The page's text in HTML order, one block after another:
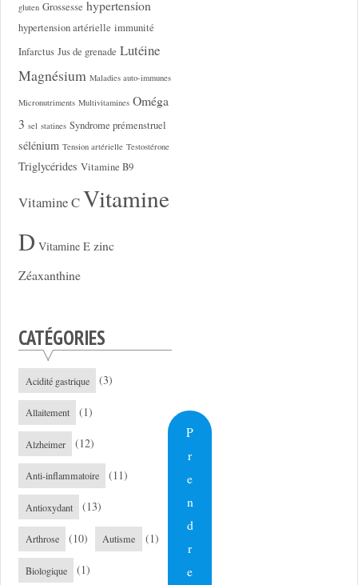
gluten Grossesse hypertension
hypertension artérielle immunité
Infarctus Jus de grenade Lutéine
Magnésium Maladies auto-immunes
Micronutriments Multivitamines Oméga
3 sel statines Syndrome prémenstruel
sélénium Tension artérielle Testostérone
Triglycérides Vitamine B9
Vitamine CVitamine
D Vitamine E zinc
Zéaxanthine
CATÉGORIES
Acidité gastrique (3)
Allaitement (1)
Alzheimer (12)
Anti-inflammatoire (11)
Antioxydant (13)
Arthrose (10) Autisme (1)
Biologique (1)
P
r
e
n
d
r
e